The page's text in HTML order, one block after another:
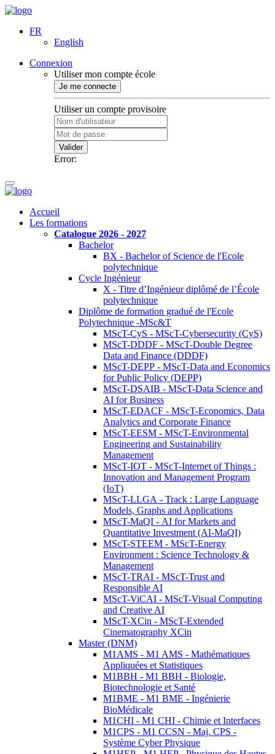
FR
English
Connexion
Utiliser mon compte école
Je me connecte
Utiliser un compte provisoire
Valider
Error:
Accueil
Les formations
Catalogue 2026 - 2027
Bachelor
BX - Bachelor of Science de l'Ecole
polytechnique
Cycle Ingénieur
X - Titre d’Ingénieur diplômé de l’École
polytechnique
Diplôme de formation gradué de l'Ecole
Polytechnique -MSc&T
MScT-CyS - MScT-Cybersecurity (CyS)
MScT-DDDF - MScT-Double Degree
Data and Finance (DDDF)
MScT-DEPP - MScT-Data and Economics
for Public Policy (DEPP)
MScT-DSAIB - MScT-Data Science and
AI for Business
MScT-EDACF - MScT-Economics, Data
Analytics and Corporate Finance
MScT-EESM - MScT-Environmental
Engineering and Sustainability
Management
MScT-IOT - MScT-Internet of Things :
Innovation and Management Program
(IoT)
MScT-LLGA - Track : Large Language
Models, Graphs and Applications
MScT-MaQI - AI for Markets and
Quantitative Investment (AI-MaQI)
MScT-STEEM - MScT-Energy
Environment : Science Technology &
Management
MScT-TRAI - MScT-Trust and
Responsible AI
MScT-ViCAI - MScT-Visual Computing
and Creative AI
MScT-XCin - MScT-Extended
Cinematography XCin
Master (DNM)
M1AMS - M1 AMS - Mathématiques
Appliquées et Statistiques
M1BBH - M1 BBH - Biologie,
Biotechnologie et Santé
M1BME - M1 BME - Ingénierie
BioMédicale
M1CHI - M1 CHI - Chimie et Interfaces
M1CPS - M1 CCSN - Maj. CPS -
Système Cyber Physique